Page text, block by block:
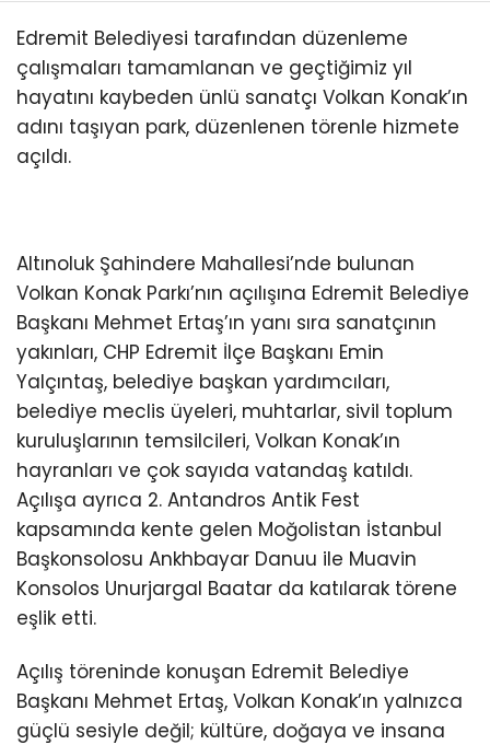
Edremit Belediyesi tarafından düzenleme
çalışmaları tamamlanan ve geçtiğimiz yıl
hayatını kaybeden ünlü sanatçı Volkan Konak’ın
adını taşıyan park, düzenlenen törenle hizmete
açıldı.
Altınoluk Şahindere Mahallesi’nde bulunan
Volkan Konak Parkı’nın açılışına Edremit Belediye
Başkanı Mehmet Ertaş’ın yanı sıra sanatçının
yakınları, CHP Edremit İlçe Başkanı Emin
Yalçıntaş, belediye başkan yardımcıları,
belediye meclis üyeleri, muhtarlar, sivil toplum
kuruluşlarının temsilcileri, Volkan Konak’ın
hayranları ve çok sayıda vatandaş katıldı.
Açılışa ayrıca 2. Antandros Antik Fest
kapsamında kente gelen Moğolistan İstanbul
Başkonsolosu Ankhbayar Danuu ile Muavin
Konsolos Unurjargal Baatar da katılarak törene
eşlik etti.
Açılış töreninde konuşan Edremit Belediye
Başkanı Mehmet Ertaş, Volkan Konak’ın yalnızca
güçlü sesiyle değil; kültüre, doğaya ve insana